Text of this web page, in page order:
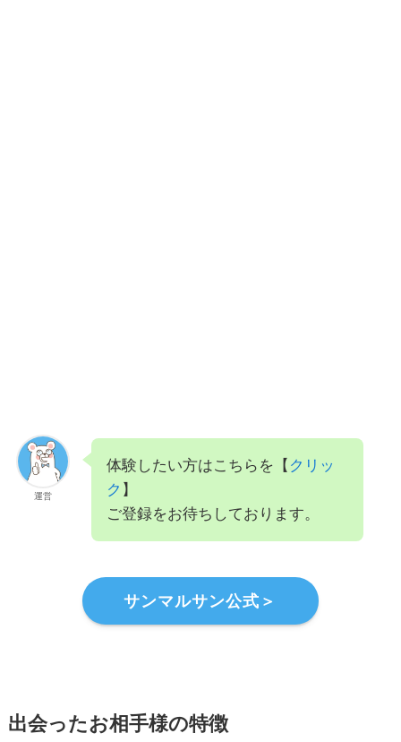
運営
体験したい方はこちらを【 クリッ
ク 】
ご登録をお待ちしております。
サンマルサン公式＞
出会ったお相手様の特徴